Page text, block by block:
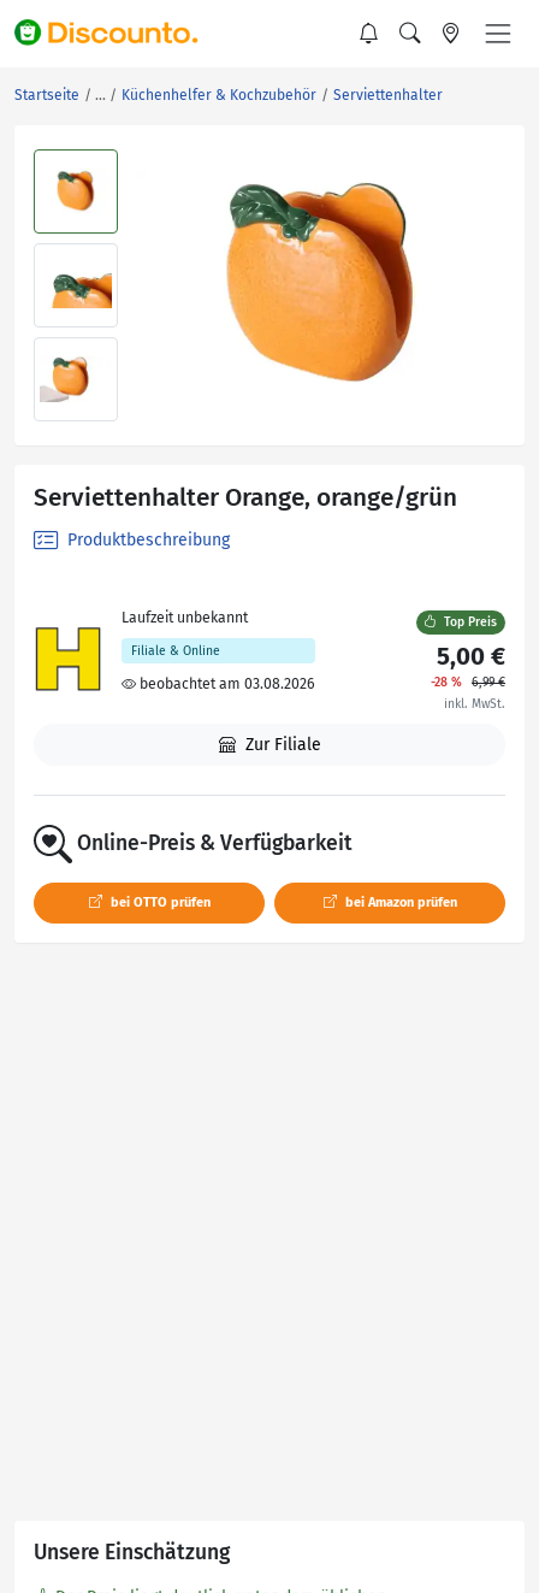
Startseite Küchenhelfer & Kochzubehör Serviettenhalter
Serviettenhalter Orange, orange/grün
Produktbeschreibung
Laufzeit unbekannt
Filiale & Online
beobachtet am 03.08.2026
Top Preis
5,00 €
-28 %
6,99 €
inkl. MwSt.
Zur Filiale
Online-Preis & Verfügbarkeit
bei OTTO prüfen bei Amazon prüfen
Unsere Einschätzung